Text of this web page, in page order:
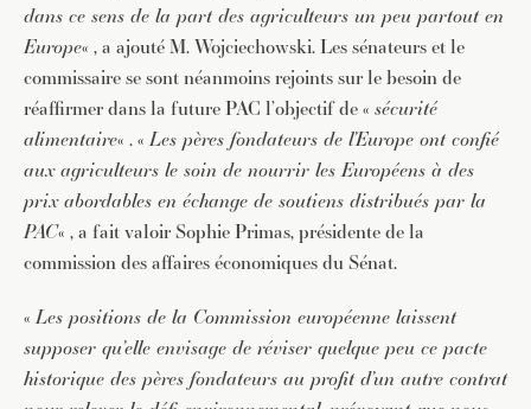
dans ce sens de la part des agriculteurs un peu partout en
Europe« , a ajouté M. Wojciechowski. Les sénateurs et le
commissaire se sont néanmoins rejoints sur le besoin de
réaffirmer dans la future PAC l’objectif de « sécurité
alimentaire« . «Les pères fondateurs de l’Europe ont confié
aux agriculteurs le soin de nourrir les Européens à des
prix abordables en échange de soutiens distribués par la
PAC« , a fait valoir Sophie Primas, présidente de la
commission des affaires économiques du Sénat.
«Les positions de la Commission européenne laissent
supposer qu’elle envisage de réviser quelque peu ce pacte
historique des pères fondateurs au profit d’un autre contrat